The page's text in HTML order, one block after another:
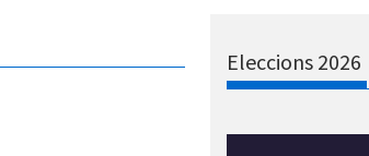
Eleccions 2026